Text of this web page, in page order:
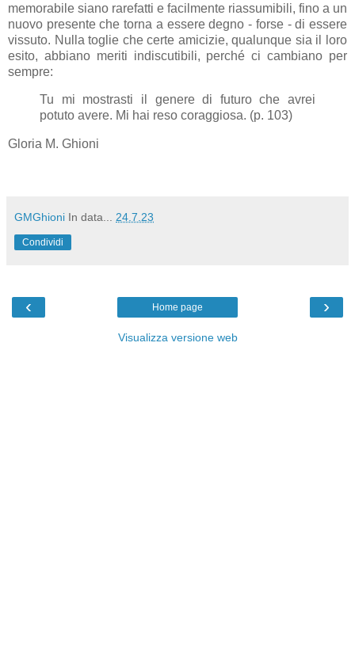
memorabile siano rarefatti e facilmente riassumibili, fino a un
nuovo presente che torna a essere degno - forse - di essere
vissuto. Nulla toglie che certe amicizie, qualunque sia il loro
esito, abbiano meriti indiscutibili, perché ci cambiano per
sempre:
Tu mi mostrasti il genere di futuro che avrei
potuto avere. Mi hai reso coraggiosa. (p. 103)
Gloria M. Ghioni
GMGhioni In data... 24.7.23
Condividi
‹ ›
Home page
Visualizza versione web